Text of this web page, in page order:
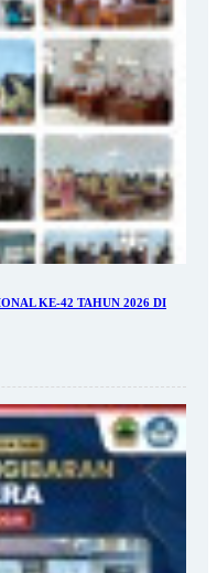
KE-42 TAHUN 2026 DI